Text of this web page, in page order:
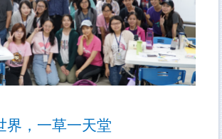
界，一草一天堂